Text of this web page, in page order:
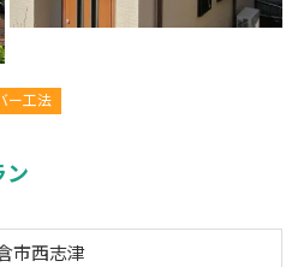
ー工法
市西志津